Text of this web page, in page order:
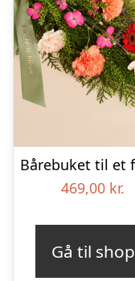
469,00 kr.
Gå til shop